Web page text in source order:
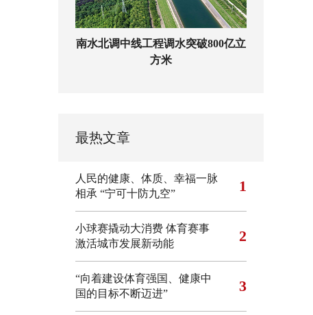
南水北调中线工程调水突破800亿立
方米
最热文章
人民的健康、体质、幸福一脉
相承 “宁可十防九空” 1
小球赛撬动大消费 体育赛事
激活城市发展新动能
2
“向着建设体育强国、健康中
国的目标不断迈进”
3